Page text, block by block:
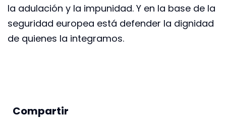
la adulación y la impunidad. Y en la base de la
seguridad europea está defender la dignidad
de quienes la integramos.
Compartir